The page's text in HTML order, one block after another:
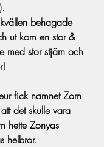
behagade
ut kom en stor &
med stor stjärn och
fick namnet Zorn
det skulle vara
hette Zonyas
helbror.